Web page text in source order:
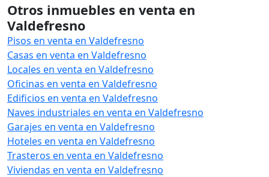
Otros inmuebles en venta en
Valdefresno
Pisos en venta en Valdefresno
Casas en venta en Valdefresno
Locales en venta en Valdefresno
Oficinas en venta en Valdefresno
Edificios en venta en Valdefresno
Naves industriales en venta en Valdefresno
Garajes en venta en Valdefresno
Hoteles en venta en Valdefresno
Trasteros en venta en Valdefresno
Viviendas en venta en Valdefresno